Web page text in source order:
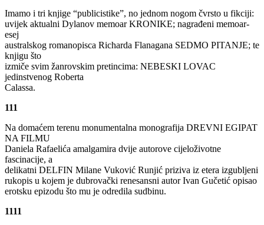
Imamo i tri knjige “publicistike”, no jednom nogom čvrsto u fikciji:
uvijek aktualni Dylanov memoar KRONIKE; nagrađeni memoar-
esej
australskog romanopisca Richarda Flanagana SEDMO PITANJE; te
knjigu što
izmiče svim žanrovskim pretincima: NEBESKI LOVAC
jedinstvenog Roberta
Calassa.
111
Na domaćem terenu monumentalna monografija DREVNI EGIPAT
NA FILMU
Daniela Rafaelića amalgamira dvije autorove cijeloživotne
fascinacije, a
delikatni DELFIN Milane Vuković Runjić priziva iz etera izgubljeni
rukopis u kojem je dubrovački renesansni autor Ivan Gučetić opisao
erotsku epizodu što mu je odredila sudbinu.
1111